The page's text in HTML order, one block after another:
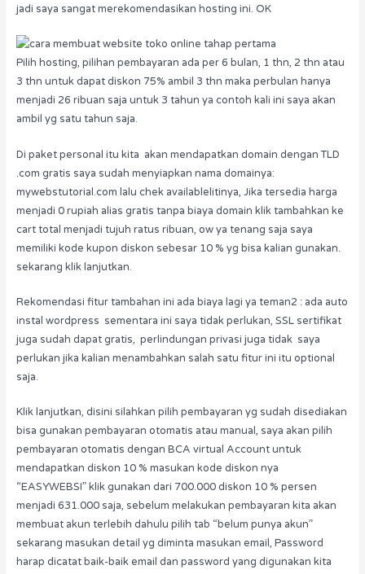
jadi saya sangat merekomendasikan hosting ini. OK
Pilih hosting, pilihan pembayaran ada per 6 bulan, 1 thn, 2 thn atau
3 thn untuk dapat diskon 75% ambil 3 thn maka perbulan hanya
menjadi 26 ribuan saja untuk 3 tahun ya contoh kali ini saya akan
ambil yg satu tahun saja.
Di paket personal itu kita akan mendapatkan domain dengan TLD
.com gratis saya sudah menyiapkan nama domainya:
mywebstutorial.com lalu chek availablelitinya, Jika tersedia harga
menjadi 0 rupiah alias gratis tanpa biaya domain klik tambahkan ke
cart total menjadi tujuh ratus ribuan, ow ya tenang saja saya
memiliki kode kupon diskon sebesar 10 % yg bisa kalian gunakan.
sekarang klik lanjutkan.
Rekomendasi fitur tambahan ini ada biaya lagi ya teman2 : ada auto
instal wordpress sementara ini saya tidak perlukan, SSL sertifikat
juga sudah dapat gratis, perlindungan privasi juga tidak saya
perlukan jika kalian menambahkan salah satu fitur ini itu optional
saja.
Klik lanjutkan, disini silahkan pilih pembayaran yg sudah disediakan
bisa gunakan pembayaran otomatis atau manual, saya akan pilih
pembayaran otomatis dengan BCA virtual Account untuk
mendapatkan diskon 10 % masukan kode diskon nya
“EASYWEBSI” klik gunakan dari 700.000 diskon 10 % persen
menjadi 631.000 saja, sebelum melakukan pembayaran kita akan
membuat akun terlebih dahulu pilih tab “belum punya akun”
sekarang masukan detail yg diminta masukan email, Password
harap dicatat baik-baik email dan password yang digunakan kita